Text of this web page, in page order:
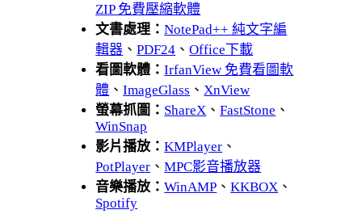
ZIP 免費壓縮軟體
文書處理：NotePad++ 純文字編
輯器 、PDF24 、Office下載
看圖軟體：IrfanView 免費看圖軟
體 、ImageGlass 、 XnView
螢幕抓圖： ShareX 、FastStone 、
WinSnap
影片播放：KMPlayer 、
PotPlayer 、MPC影音播放器
音樂播放：WinAMP 、KKBOX 、
Spotify